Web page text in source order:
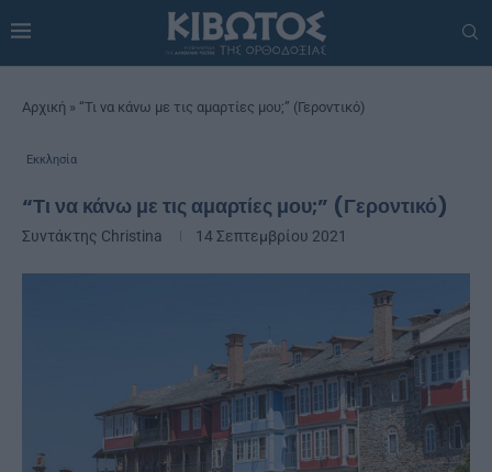
Αρχική » “Τι να κάνω με τις αμαρτίες μου;” (Γεροντικό)
Εκκλησία
“Τι να κάνω με τις αμαρτίες μου;” (Γεροντικό)
Συντάκτης Christina 14 Σεπτεμβρίου 2021